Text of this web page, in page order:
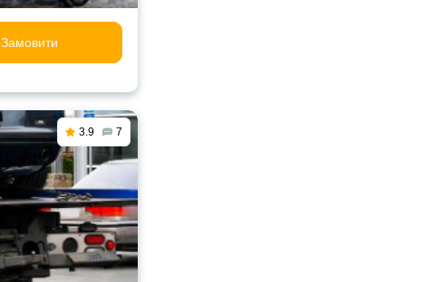
Замовити
3.9 7